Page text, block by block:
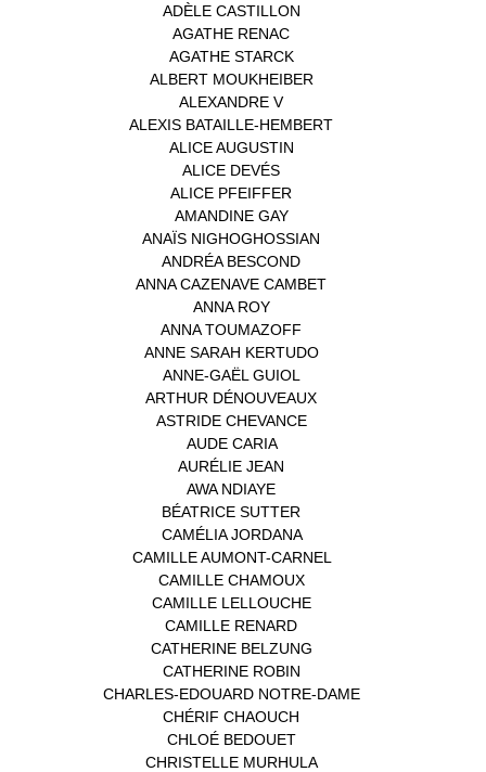
ADÈLE CASTILLON
AGATHE RENAC
AGATHE STARCK(1)
ALBERT MOUKHEIBER
ALEXANDRE V(1)
ALEXIS BATAILLE-HEMBERT
ALICE AUGUSTIN
ALICE DEVÉS
ALICE PFEIFFER
AMANDINE GAY(1)
ANAÏS NIGHOGHOSSIAN
ANDRÉA BESCOND
ANNA CAZENAVE CAMBET
ANNA ROY(1)
ANNA TOUMAZOFF
ANNE SARAH KERTUDO(1)
ANNE-GAËL GUIOL
ARTHUR DÉNOUVEAUX
ASTRIDE CHEVANCE(3)
AUDE CARIA(1)
AURÉLIE JEAN
AWA NDIAYE
BÉATRICE SUTTER
CAMÉLIA JORDANA(1)
CAMILLE AUMONT-CARNEL
CAMILLE CHAMOUX(1)
CAMILLE LELLOUCHE(1)
CAMILLE RENARD
CATHERINE BELZUNG
CATHERINE ROBIN
CHARLES-EDOUARD NOTRE-DAME(1)
CHÉRIF CHAOUCH
CHLOÉ BEDOUET(1)
CHRISTELLE MURHULA(1)